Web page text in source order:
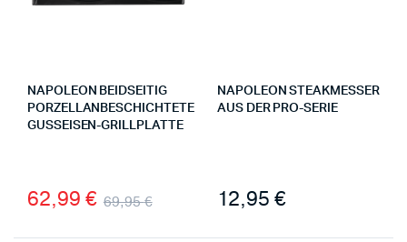
NAPOLEON BEIDSEITIG
PORZELLANBESCHICHTETE
GUSSEISEN-GRILLPLATTE
69,95€
62,99 €
NAPOLEON STEAKMESSER
AUS DER PRO-SERIE
12,95 €